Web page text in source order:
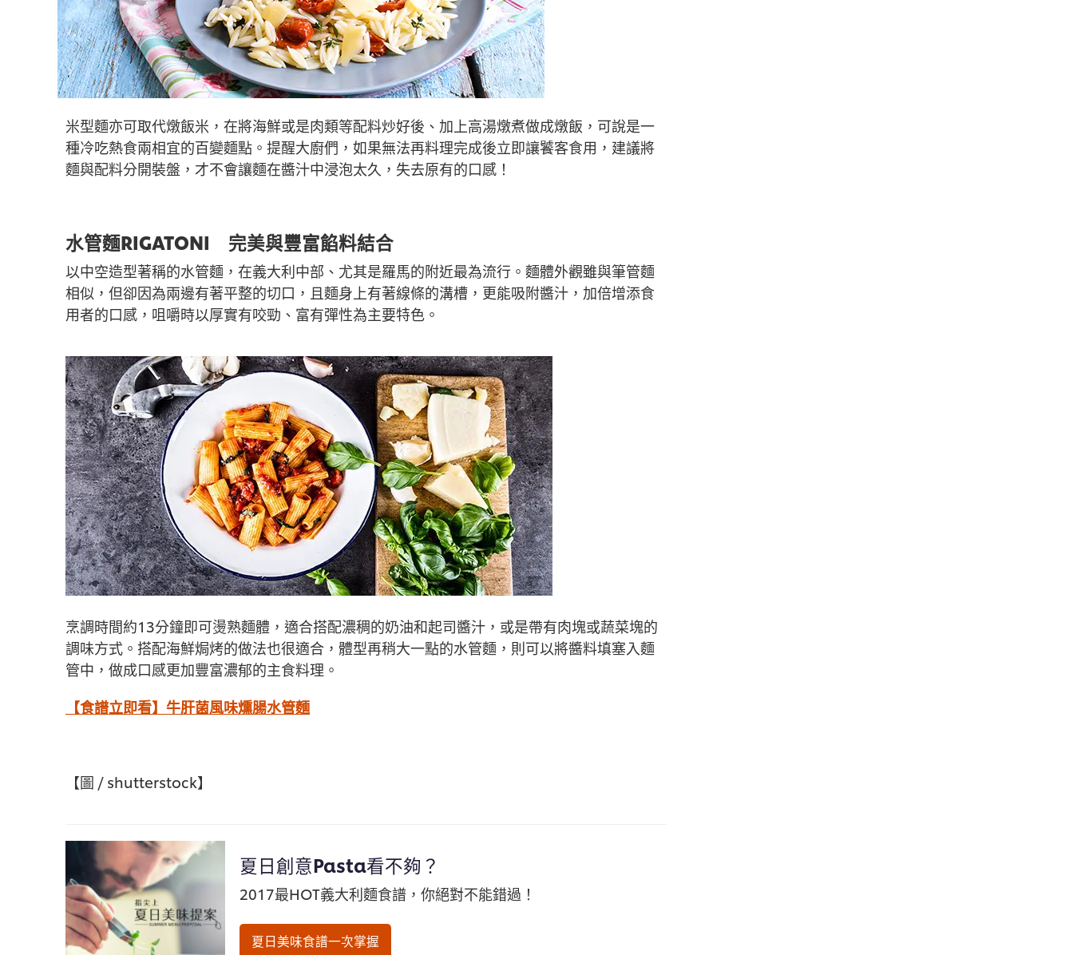
米型麵亦可取代燉飯米，在將海鮮或是肉類等配料炒好後、加上高湯燉煮做成燉飯，可說是一
種冷吃熱食兩相宜的百變麵點。提醒大廚們，如果無法再料理完成後立即讓饕客食用，建議將
麵與配料分開裝盤，才不會讓麵在醬汁中浸泡太久，失去原有的口感！
水管麵RIGATONI 完美與豐富餡料結合
以中空造型著稱的水管麵，在義大利中部、尤其是羅馬的附近最為流行。麵體外觀雖與筆管麵
相似，但卻因為兩邊有著平整的切口，且麵身上有著線條的溝槽，更能吸附醬汁，加倍增添食
用者的口感，咀嚼時以厚實有咬勁、富有彈性為主要特色。
烹調時間約13分鐘即可燙熟麵體，適合搭配濃稠的奶油和起司醬汁，或是帶有肉塊或蔬菜塊的
調味方式。搭配海鮮焗烤的做法也很適合，體型再稍大一點的水管麵，則可以將醬料填塞入麵
管中，做成口感更加豐富濃郁的主食料理。
【食譜立即看】牛肝菌風味燻腸水管麵
【圖 / shutterstock】
夏日創意Pasta看不夠？
2017最HOT義大利麵食譜，你絕對不能錯過！
夏日美味食譜一次掌握